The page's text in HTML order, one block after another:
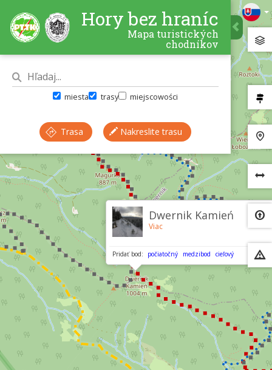
Dwernik Kamień
Viac
Pridať bod: počiatočný medzibod cieľový
Hory bez hraníc
Mapa turistických
chodníkov
miesta trasy miejscowości
Trasa Nakreslite trasu